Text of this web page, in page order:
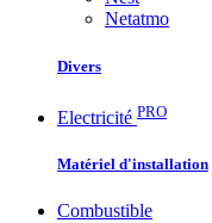
Netatmo
Divers
Electricité PRO
Matériel d'installation
Combustible